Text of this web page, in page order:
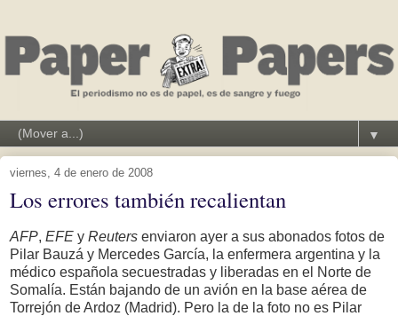
▼
viernes, 4 de enero de 2008
Los errores también recalientan
AFP, EFE y Reuters enviaron ayer a sus abonados fotos de
Pilar Bauzá y Mercedes García, la enfermera argentina y la
médico española secuestradas y liberadas en el Norte de
Somalía. Están bajando de un avión en la base aérea de
Torrejón de Ardoz (Madrid). Pero la de la foto no es Pilar